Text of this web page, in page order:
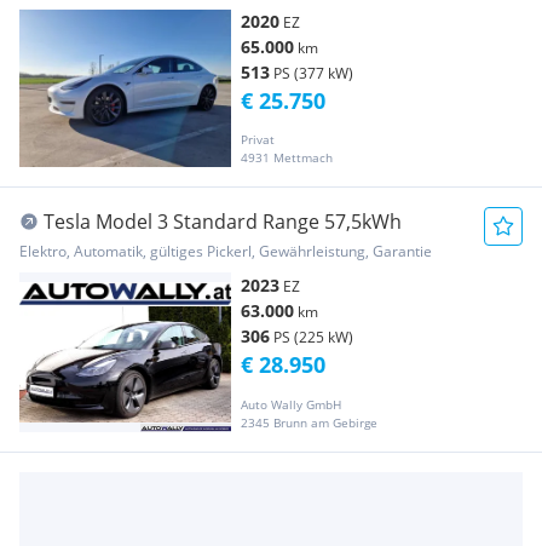
2020 EZ
65.000 km
513 PS (377 kW)
Privat
4931 Mettmach
€ 25.750
Tesla Model 3 Standard Range 57,5kWh
Elektro, Automatik, gültiges Pickerl, Gewährleistung, Garantie
2023 EZ
63.000 km
306 PS (225 kW)
Auto Wally GmbH
2345 Brunn am Gebirge
€ 28.950